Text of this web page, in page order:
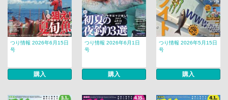
つり情報 2026年6月15日
号
購入
つり情報 2026年6月1日
号
購入
つり情報 2026年5月15日
号
購入